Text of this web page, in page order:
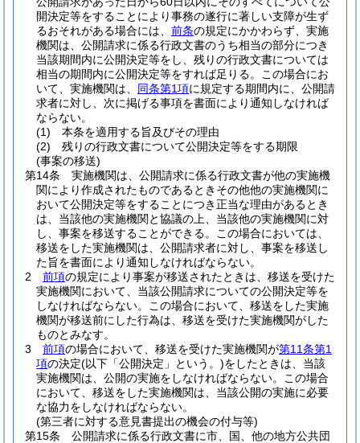
開決定等をすることにより事務の遂行に著しい支障が生ず
るおそれがある場合には、 前条の規定にかかわらず、実施
機関は、公開請求に係る行政文書のうち相当の部分につき
当該期間内に公開決定等をし、残りの行政文書については
相当の期間内に公開決定等をすれば足りる。
この場合にお
いて、実施機関は、 同条第1項に規定する期間内に、公開請
求者に対し、次に掲げる事項を書面により通知しなければ
ならない。
(1)
本条を適用する旨及びその理由
(2)
残りの行政文書について公開決定等をする期限
(事案の移送)
第14条
実施機関は、公開請求に係る行政文書が他の実施機
関により作成されたものであるときその他他の実施機関に
おいて公開決定等をすることにつき正当な理由があるとき
は、当該他の実施機関と協議の上、当該他の実施機関に対
し、事案を移送することができる。
この場合においては、
移送をした実施機関は、公開請求者に対し、事案を移送し
た旨を書面により通知しなければならない。
2
前項の規定により事案が移送されたときは、移送を受けた
実施機関において、当該公開請求についての公開決定等を
しなければならない。
この場合において、移送をした実施
機関が移送前にした行為は、移送を受けた実施機関がした
ものとみなす。
3
前項の場合において、移送を受けた実施機関が第11条第1
項の決定(以下「公開決定」という。)をしたときは、当該
実施機関は、公開の実施をしなければならない。
この場合
において、移送をした実施機関は、当該公開の実施に必要
な協力をしなければならない。
(第三者に対する意見書提出の機会の付与等)
第15条
公開請求に係る行政文書に市、国、他の地方公共団